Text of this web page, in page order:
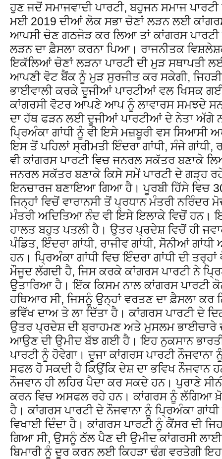
ਹੁਣ ਜਦੋਂ ਸਮਾਜਵਾਦੀ ਪਾਰਟੀ, ਬਹੁਜਨ ਸਮਾਜ
ਮਈ 2019 ਦੀਆਂ ਲੋਕ ਸਭਾ ਚੋਣਾਂ ਲੜਨ ਲਈ
ਆਪਸੀ ਚੋਣ ਗਠਜੋੜ ਕਰ ਲਿਆ ਤਾਂ ਕਾਂਗਰਸ
ਲੜਨ ਦਾ ਫ਼ੈਸਲਾ ਕਰਨਾ ਪਿਆ। ਰਾਜਨੀਤਕ
ਇਕੱਲਿਆਂ ਚੋਣਾਂ ਲੜਨਾ ਪਾਰਟੀ ਦੀ ਮੁੜ ਸਥਾਪਤੀ
ਆਪਣੀ ਵੋਟ ਬੈਂਕ ਨੂੰ ਮੁੜ ਸੁਰਜੀਤ ਕਰ ਸਕੇਗੀ,
ਭਾਈਵਾਲੀ ਕਰਕੇ ਦੂਜੀਆਂ ਪਾਰਟੀਆਂ ਵਲ ਖਿਸਕ
ਕਾਂਗਰਸੀ ਵੋਟਰ ਆਪਣੇ ਆਪ ਨੂੰ ਲਾਵਾਰਸ ਸਮਝਦੇ
ਦਾ ਹੱਥ ਫੜਨ ਲਈ ਦੂਜੀਆਂ ਪਾਰਟੀਆਂ ਦੇ ਨੇਤਾ ਅੱਗੇ
ਪ੍ਰਿਅੰਕਾ ਗਾਂਧੀ ਨੂੰ ਵੀ ਇਸੇ ਮਜ਼ਬੂਰੀ ਵਸ ਸਿਆਸੀ
ਇਸ ਤੋਂ ਪਹਿਲਾਂ ਸ੍ਰੀਮਤੀ ਇੰਦਰਾ ਗਾਂਧੀ, ਸੰਜੇ ਗਾਂਧੀ,
ਵੀ ਕਾਂਗਰਸ ਪਾਰਟੀ ਵਿਚ ਜਨਰਲ ਸਕੱਤਰ ਬਣਾਕੇ
ਜਨਰਲ ਸਕੱਤਰ ਬਣਾਕੇ ਕਿਸੇ ਸਮੇਂ ਪਾਰਟੀ ਦੇ ਗੜ੍ਹ
ਇਨਚਾਰਜ ਬਣਾਇਆ ਗਿਆ ਹੈ। ਪੂਰਬੀ ਹਿੱਸੇ ਵਿਚ
ਜਿਨ੍ਹਾਂ ਵਿਚੋਂ ਵਾਰਾਨਸੀ ਤੋਂ ਪ੍ਰਧਾਨ ਮੰਤਰੀ
ਮੰਤਰੀ ਅਦਿਤਿਆ ਨੰਦ ਵੀ ਇਸੇ ਇਲਾਕੇ ਵਿਚੋਂ ਹਨ।
ਹਾਲਤ ਬਹੁਤ ਪਤਲੀ ਹੈ। ਉਤਰ ਪ੍ਰਦੇਸ਼ ਵਿਚੋਂ ਹੀ
ਪੰਡਿਤ, ਇੰਦਰਾ ਗਾਂਧੀ, ਰਾਜੀਵ ਗਾਂਧੀ, ਸੋਨੀਆਂ
ਹਨ। ਪ੍ਰਿਅੰਕਾ ਗਾਂਧੀ ਵਿਚ ਇੰਦਰਾ ਗਾਂਧੀ ਦੀ
ਮੌਜੂਦ ਲੱਗਦੀ ਹੈ, ਜਿਸ ਕਰਕੇ ਕਾਂਗਰਸ ਪਾਰਟੀ ਨੇ
ਉਤਾਰਿਆ ਹੈ। ਇੱਕ ਕਿਸਮ ਨਾਲ ਕਾਂਗਰਸ ਪਾਰਟੀ
ਹਥਿਆਰ ਸੀ, ਜਿਸਨੂੰ ਉਨ੍ਹਾਂ ਵਰਤਣ ਦਾ ਫ਼ੈਸਲਾ ਕਰ
ਭਵਿੱਖ ਦਾਅ ਤੇ ਲਾ ਦਿੱਤਾ ਹੈ। ਕਾਂਗਰਸ ਪਾਰਟੀ ਦੇ
ਉਤਰ ਪ੍ਰਦੇਸ਼ ਦੀ ਬ੍ਰਾਹਮਣ ਅਤੇ ਮੁਸਲਮ ਭਾਈਚਾਰੇ
ਆਉਣ ਦੀ ਉਮੀਦ ਬੱਝ ਗਈ ਹੈ। ਇਹ ਨੁਕਸਾਨ ਭਾਰਤੀ
ਪਾਰਟੀ ਨੂੰ ਹੋਵੇਗਾ। ਦੂਜਾ ਕਾਂਗਰਸ ਪਾਰਟੀ
ਸਫਲ ਹੋ ਸਕਦੀ ਹੈ ਕਿਉਂਕਿ ਦੇਸ਼ ਦਾ ਭਵਿਖ ਨੌਜਵਾਨ
ਨੌਜਵਾਨ ਹੀ ਲਹਿਰ ਪੈਦਾ ਕਰ ਸਕਦੇ ਹਨ। ਪੁਰਾਣੇ
ਕਰਨ ਵਿਚ ਅਸਫਲ ਰਹੇ ਹਨ। ਕਾਂਗਰਸ ਨੂੰ ਲੱਗਿਆ
ਹੈ। ਕਾਂਗਰਸ ਪਾਰਟੀ ਦੇ ਨੌਜਵਾਨਾ ਨੂੰ ਪ੍ਰਿਅੰਕਾ
ਵਿਖਾਈ ਦਿੰਦਾ ਹੈ। ਕਾਂਗਰਸ ਪਾਰਟੀ ਨੂੰ ਕੈਂਸਰ ਦੀ
ਗਿਆ ਸੀ, ਉਸਨੂੰ ਠੱਲ ਪੈਣ ਦੀ ਉਮੀਦ ਕਾਂਗਰਸੀ
ਬਿਮਾਰੀ ਨੂੰ ਦੂਰ ਕਰਨ ਲਈ ਕਿਹੜਾ ਢੰਗ ਵਰਤੇਗੀ ਇਹ